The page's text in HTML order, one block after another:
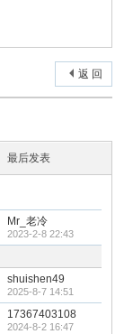
返 回
最后发表
Mr_老冷
2023-2-8 22:43
shuishen49
2025-8-7 14:51
17367403108
2024-8-2 16:47